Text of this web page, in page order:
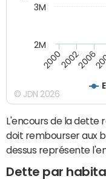
200020022006
2M
3M
© JDN 2026
L'encours de la dette
doit rembourser aux
dessus représente
Dette par